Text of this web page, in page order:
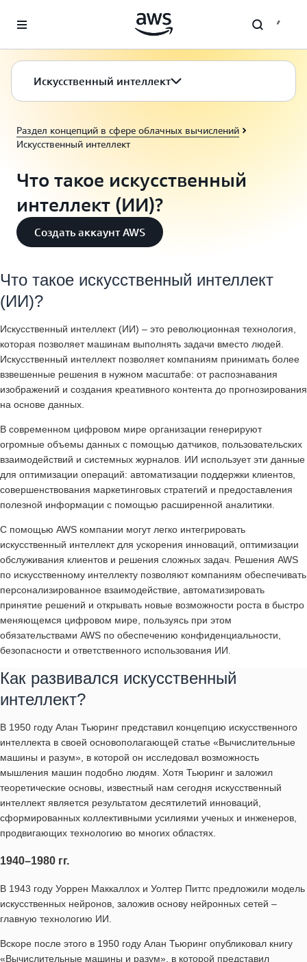
Перейти к главному контенту
Искусственный интеллект
Раздел концепций в сфере облачных вычислений
Искусственный интеллект
Что такое искусственный
интеллект (ИИ)?
Создать аккаунт AWS
Что такое искусственный интеллект
(ИИ)?
Искусственный интеллект (ИИ) – это революционная технология,
которая позволяет машинам выполнять задачи вместо людей.
Искусственный интеллект позволяет компаниям принимать более
взвешенные решения в нужном масштабе: от распознавания
изображений и создания креативного контента до прогнозирования
на основе данных.
В современном цифровом мире организации генерируют
огромные объемы данных с помощью датчиков, пользовательских
взаимодействий и системных журналов. ИИ использует эти данные
для оптимизации операций: автоматизации поддержки клиентов,
совершенствования маркетинговых стратегий и предоставления
полезной информации с помощью расширенной аналитики.
С помощью AWS компании могут легко интегрировать
искусственный интеллект для ускорения инноваций, оптимизации
обслуживания клиентов и решения сложных задач. Решения AWS
по искусственному интеллекту позволяют компаниям обеспечивать
персонализированное взаимодействие, автоматизировать
принятие решений и открывать новые возможности роста в быстро
меняющемся цифровом мире, пользуясь при этом
обязательствами AWS по обеспечению конфиденциальности,
безопасности и ответственного использования ИИ.
Как развивался искусственный
интеллект?
В 1950 году Алан Тьюринг представил концепцию искусственного
интеллекта в своей основополагающей статье «Вычислительные
машины и разум», в которой он исследовал возможность
мышления машин подобно людям. Хотя Тьюринг и заложил
теоретические основы, известный нам сегодня искусственный
интеллект является результатом десятилетий инноваций,
сформированных коллективными усилиями ученых и инженеров,
продвигающих технологию во многих областях.
1940–1980 гг.
В 1943 году Уоррен Маккаллох и Уолтер Питтс предложили модель
искусственных нейронов, заложив основу нейронных сетей –
главную технологию ИИ.
Вскоре после этого в 1950 году Алан Тьюринг опубликовал книгу
«Вычислительные машины и разум», в которой представил